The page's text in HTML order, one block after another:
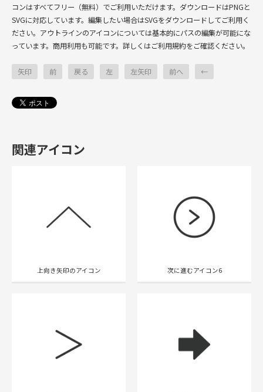
コンはすべてフリー（無料）でご利用いただけます。ダウンロードはPNGと
SVGに対応しています。編集したい場合はSVGをダウンロードしてご利用く
ださい。アウトラインのアイコンについては基本的にパスの編集が可能にな
っています。商用利用も可能です。詳しくはご利用規約をご確認ください。
矢印 前 戻る 左 左矢印 前へ ←
関連アイコン
上向き矢印のアイコン 次に進むアイコン6